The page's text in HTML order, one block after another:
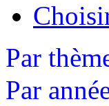
Par
Par